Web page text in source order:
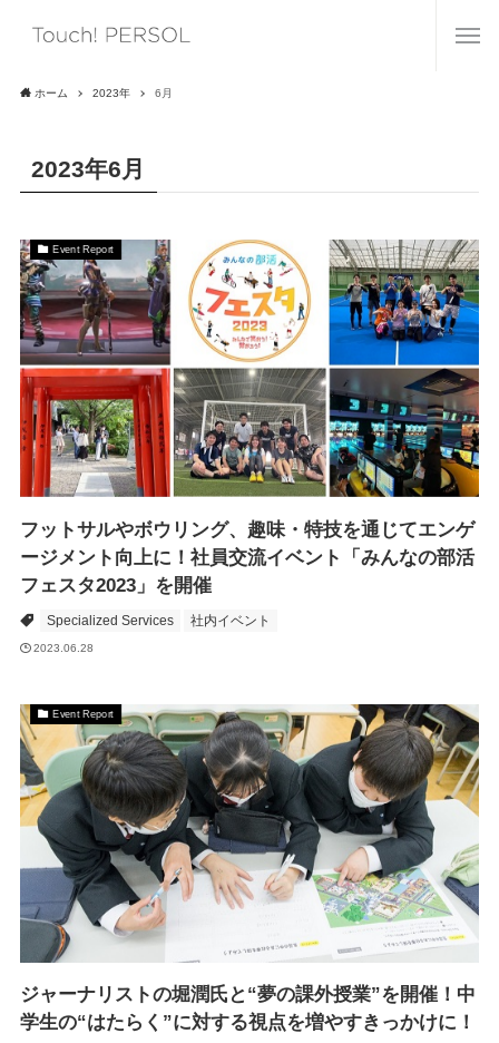
ホーム 2023年 6月
2023年6月
Event Report
フットサルやボウリング、趣味・特技を通じてエンゲ
ージメント向上に！社員交流イベント「みんなの部活
フェスタ2023」を開催
Specialized Services 社内イベント
2023.06.28
Event Report
ジャーナリストの堀潤氏と“夢の課外授業”を開催！中
学生の“はたらく”に対する視点を増やすきっかけに！